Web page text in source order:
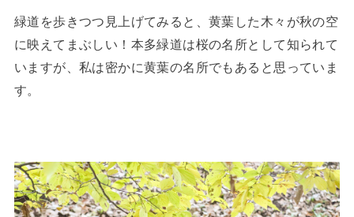
緑道を歩きつつ見上げてみると、黄葉した木々が秋の空
に映えてまぶしい！本多緑道は桜の名所として知られて
いますが、私は密かに黄葉の名所でもあると思っていま
す。